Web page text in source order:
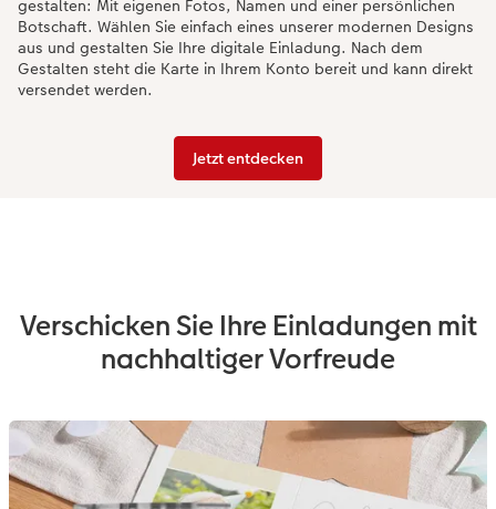
gestalten: Mit eigenen Fotos, Namen und einer persönlichen
Botschaft. Wählen Sie einfach eines unserer modernen Designs
aus und gestalten Sie Ihre digitale Einladung. Nach dem
Gestalten steht die Karte in Ihrem Konto bereit und kann direkt
versendet werden.
Jetzt entdecken
Verschicken Sie Ihre Einladungen mit
nachhaltiger Vorfreude